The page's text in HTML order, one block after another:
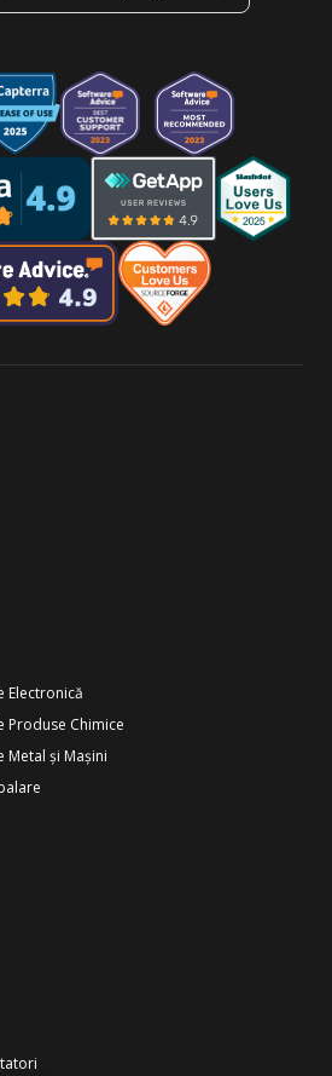
Electronică
Produse Chimice
Metal și Mașini